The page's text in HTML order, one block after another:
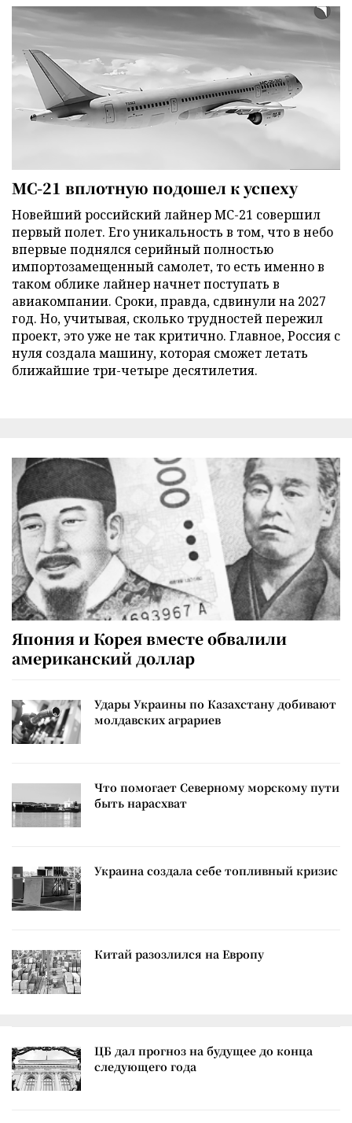
МС-21 вплотную подошел к успеху
Новейший российский лайнер МС-21 совершил
первый полет. Его уникальность в том, что в небо
впервые поднялся серийный полностью
импортозамещенный самолет, то есть именно в
таком облике лайнер начнет поступать в
авиакомпании. Сроки, правда, сдвинули на 2027
год. Но, учитывая, сколько трудностей пережил
проект, это уже не так критично. Главное, Россия с
нуля создала машину, которая сможет летать
ближайшие три-четыре десятилетия.
Япония и Корея вместе обвалили
американский доллар
Удары Украины по Казахстану добивают
молдавских аграриев
Что помогает Северному морскому пути
быть нарасхват
Украина создала себе топливный кризис
Китай разозлился на Европу
ЦБ дал прогноз на будущее до конца
следующего года